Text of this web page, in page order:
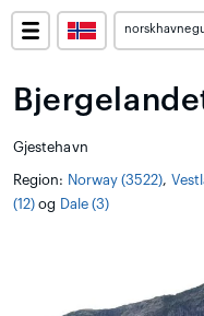
Gjestehavn
Region: Norway (3522),
(12) og Dale (3)